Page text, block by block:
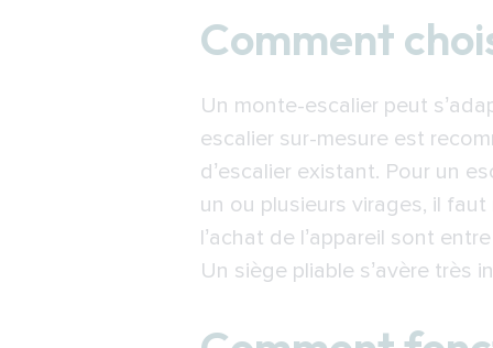
Comment
Un monte-escalier peut
escalier sur-mesure est
d’escalier existant. Pour un
un ou plusieurs virages, il
l’achat de l’appareil sont
Un siège pliable s’avère très